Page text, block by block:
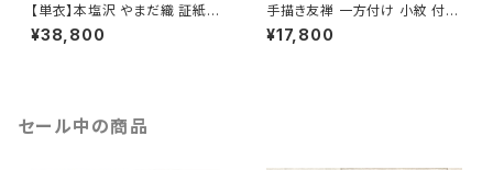
【単衣】本塩沢 やまだ織 証紙付
き 斜め縞 小紋 正絹 白 グレー
オフホワイト 1330
¥38,800
手描き友禅 一方付け 小紋 付下
げ 唐花 花柄 正絹 ベージュ 11
33
¥17,800
セール中の商品